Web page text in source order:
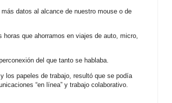
datos al alcance de nuestro mouse o de
que ahorramos en viajes de auto, micro,
del que tanto se hablaba.
los papeles de trabajo, resultó que se podía
“en línea” y trabajo colaborativo.